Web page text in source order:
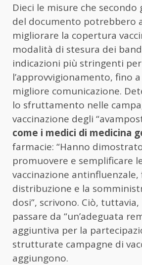
Dieci le misure che secondo
del documento potrebbero
migliorare la copertura
modalità di stesura dei
indicazioni più stringenti per
l’approvvigionamento, fino
migliore comunicazione.
lo sfruttamento nelle
vaccinazione degli
come i medici di medicina
farmacie: “Hanno
promuovere e semplificare
vaccinazione
distribuzione e la
dosi”, scrivono. Ciò,
passare da “un’adeguata
aggiuntiva per la
strutturate campagne di
aggiungono.